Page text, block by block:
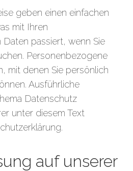
geben einen einfachen
mit Ihren
passiert, wenn Sie
Personenbezogene
mit denen Sie persönlich
Ausführliche
Datenschutz
unter diesem Text
auf unserer